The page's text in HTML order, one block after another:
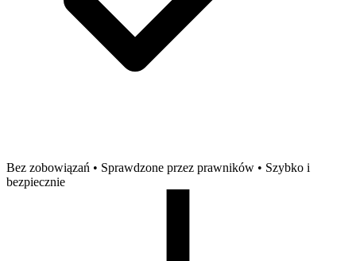
Bez zobowiązań • Sprawdzone przez prawników • Szybko i
bezpiecznie